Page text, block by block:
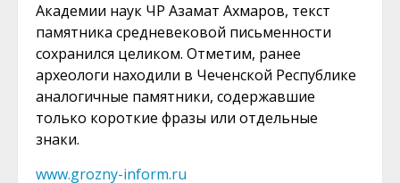
Академии наук ЧР Азамат Ахмаров, текст
памятника средневековой письменности
сохранился целиком. Отметим, ранее
археологи находили в Чеченской Республике
аналогичные памятники, содержавшие
только короткие фразы или отдельные
знаки.
www.grozny-inform.ru